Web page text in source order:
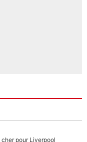
pour Liverpool